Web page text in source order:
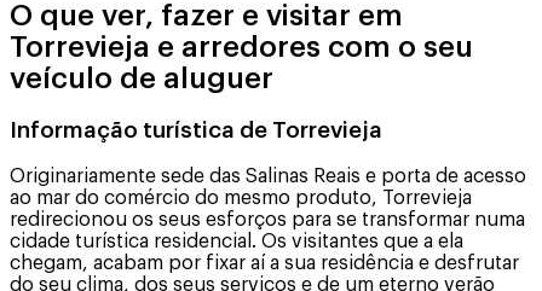
O que ver, fazer e visitar em
Torrevieja e arredores com o seu
veículo de aluguer
Informação turística de Torrevieja
Originariamente sede das Salinas Reais e porta de acesso
ao mar do comércio do mesmo produto, Torrevieja
redirecionou os seus esforços para se transformar numa
cidade turística residencial. Os visitantes que a ela
chegam, acabam por fixar aí a sua residência e desfrutar
do seu clima, dos seus serviços e de um eterno verão